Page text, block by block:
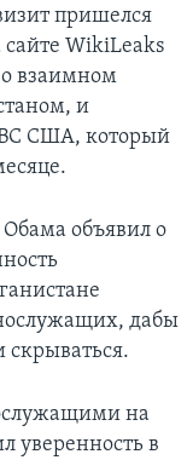
пришелся
WikiLeaks
о взаимном
и
США, который
объявил о
дабы
скрываться.
на
уверенность в